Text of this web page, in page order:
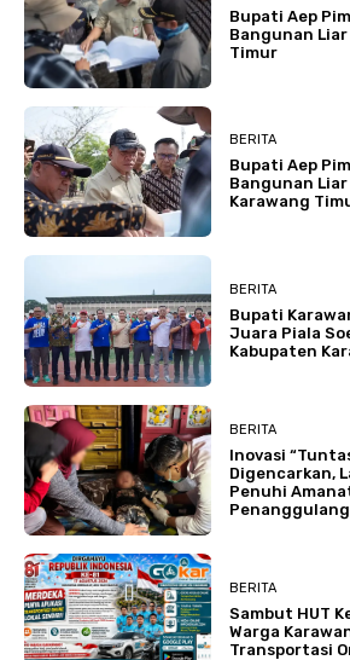
Bupati Aep
Bangunan Liar
Timur
BERITA
Bupati Aep
Bangunan
Karawang
BERITA
Bupati
Juara Piala
Kabupaten
BERITA
Inovasi
Digencarkan,
Penuhi
BERITA
Sambut HUT
Warga
Transportasi